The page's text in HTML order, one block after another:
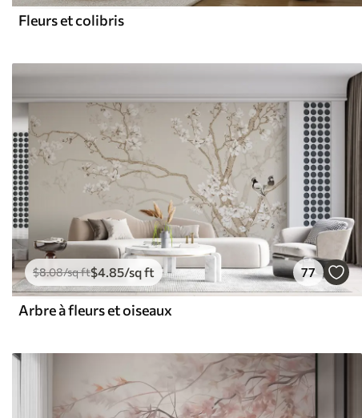
Fleurs et colibris
$8.08/sq ft$4.85/sq ft 77
Arbre à fleurs et oiseaux